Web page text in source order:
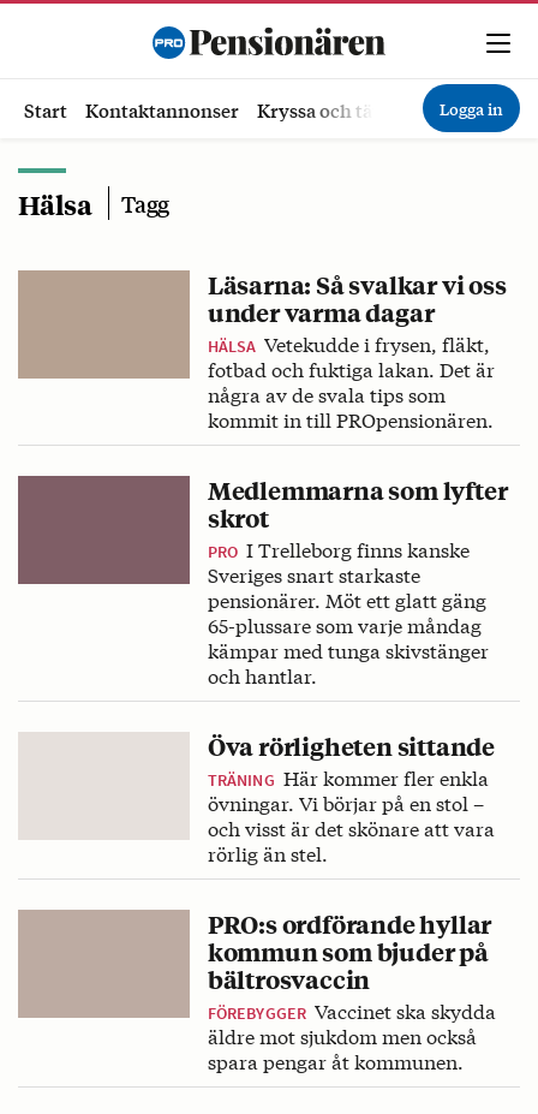
Start Kontaktannonser Kryssa och tävla Ekonomi
Logga in
Hälsa Tagg
Läsarna: Så svalkar vi oss
under varma dagar
HÄLSA Vetekudde i frysen, fläkt,
fotbad och fuktiga lakan. Det är
några av de svala tips som
kommit in till PROpensionären.
Medlemmarna som lyfter
skrot
PRO I Trelleborg finns kanske
Sveriges snart starkaste
pensionärer. Möt ett glatt gäng
65-plussare som varje måndag
kämpar med tunga skivstänger
och hantlar.
Öva rörligheten sittande
TRÄNING Här kommer fler enkla
övningar. Vi börjar på en stol –
och visst är det skönare att vara
rörlig än stel.
PRO:s ordförande hyllar
kommun som bjuder på
bältrosvaccin
FÖREBYGGER Vaccinet ska skydda
äldre mot sjukdom men också
spara pengar åt kommunen.